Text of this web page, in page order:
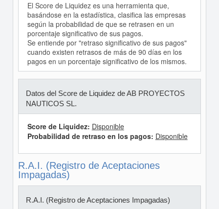
El Score de Liquidez es una herramienta que,
basándose en la estadística, clasifica las empresas
según la probabilidad de que se retrasen en un
porcentaje significativo de sus pagos.
Se entiende por "retraso significativo de sus pagos"
cuando existen retrasos de más de 90 días en los
pagos en un porcentaje significativo de los mismos.
Datos del Score de Liquidez de AB PROYECTOS
NAUTICOS SL.
Score de Liquidez: Disponible
Probabilidad de retraso en los pagos: Disponible
R.A.I. (Registro de Aceptaciones
Impagadas)
R.A.I. (Registro de Aceptaciones Impagadas)